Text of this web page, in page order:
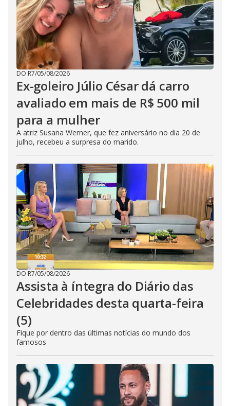
DO R7/05/08/2026
Ex-goleiro Júlio César dá carro
avaliado em mais de R$ 500 mil
para a mulher
A atriz Susana Werner, que fez aniversário no dia 20 de
julho, recebeu a surpresa do marido.
DO R7/05/08/2026
Assista à íntegra do Diário das
Celebridades desta quarta-feira
(5)
Fique por dentro das últimas notícias do mundo dos
famosos